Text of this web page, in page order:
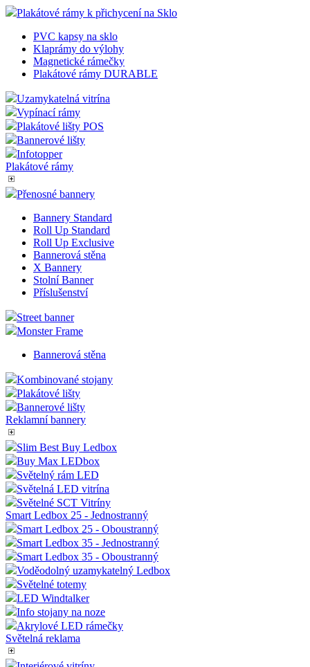
Plakátové rámy k přichycení na Sklo
PVC kapsy na sklo
Klaprámy do výlohy
Magnetické rámečky
Plakátové rámy DURABLE
Uzamykatelná vitrína
Vypínací rámy
Plakátové lišty POS
Bannerové lišty
Infotopper
Plakátové rámy
Přenosné bannery
Bannery Standard
Roll Up Standard
Roll Up Exclusive
Bannerová stěna
X Bannery
Stolní Banner
Příslušenství
Street banner
Monster Frame
Bannerová stěna
Kombinované stojany
Plakátové lišty
Bannerové lišty
Reklamní bannery
Slim Best Buy Ledbox
Buy Max LEDbox
Světelný rám LED
Světelná LED vitrína
Světelné SCT Vitríny
Smart Ledbox 25 - Jednostranný
Smart Ledbox 25 - Oboustranný
Smart Ledbox 35 - Jednostranný
Smart Ledbox 35 - Oboustranný
Voděodolný uzamykatelný Ledbox
Světelné totemy
LED Windtalker
Info stojany na noze
Akrylové LED rámečky
Světelná reklama